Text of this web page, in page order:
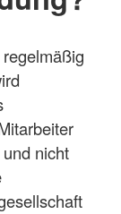
nicht